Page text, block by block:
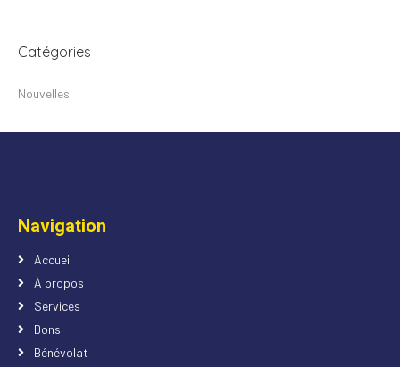
Catégories
Nouvelles
Navigation
Accueil
À propos
Services
Dons
Bénévolat